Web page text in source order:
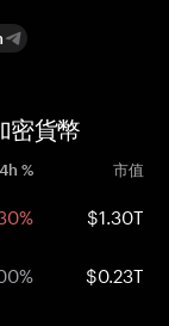
密貨幣
% 市值
$1.30T
$0.23T